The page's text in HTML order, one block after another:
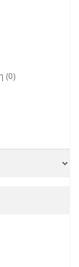
(0)